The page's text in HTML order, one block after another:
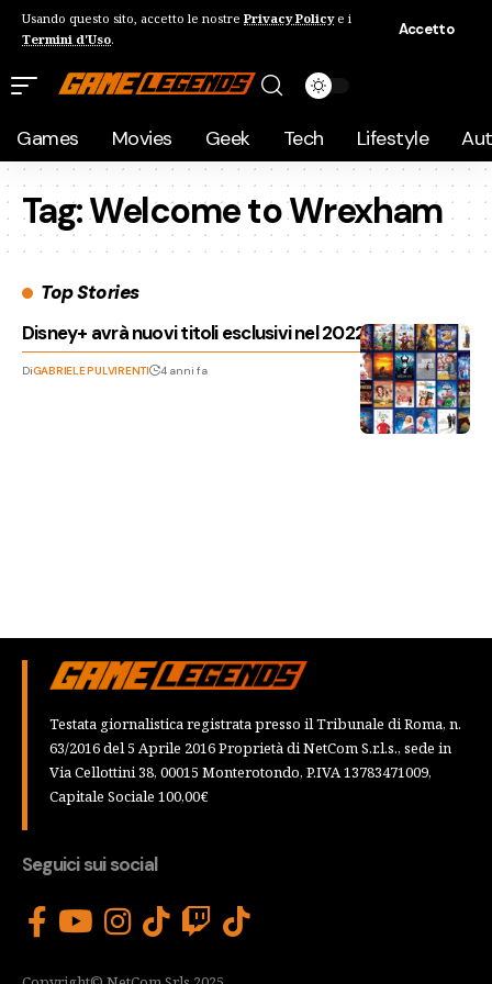
Usando questo sito, accetto le nostre Privacy Policye i
Termini d'Uso.
Accetto
Games Movies Geek Tech Lifestyle
Tag:Welcome to Wrexham
Top Stories
Disney+ avrà nuovi titoli esclusivi nel 2022 e 2023
DiGABRIELE PULVIRENTI 4 anni fa
Testata giornalistica registrata presso il Tribunale di Roma, n.
63/2016 del 5 Aprile 2016 Proprietà di NetCom S.r.l.s., sede in
Via Cellottini 38, 00015 Monterotondo, P.IVA 13783471009,
Capitale Sociale 100,00€
Seguici sui social